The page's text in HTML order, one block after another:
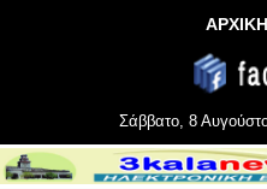
Σάββατο, 8